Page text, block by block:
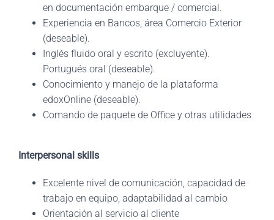
en documentación embarque / comercial.
Experiencia en Bancos, área Comercio Exterior
(deseable).
Inglés fluido oral y escrito (excluyente).
Portugués oral (deseable).
Conocimiento y manejo de la plataforma
edoxOnline (deseable).
Comando de paquete de Office y otras utilidades
Interpersonal skills
Excelente nivel de comunicación, capacidad de
trabajo en equipo, adaptabilidad al cambio
Orientación al servicio al cliente